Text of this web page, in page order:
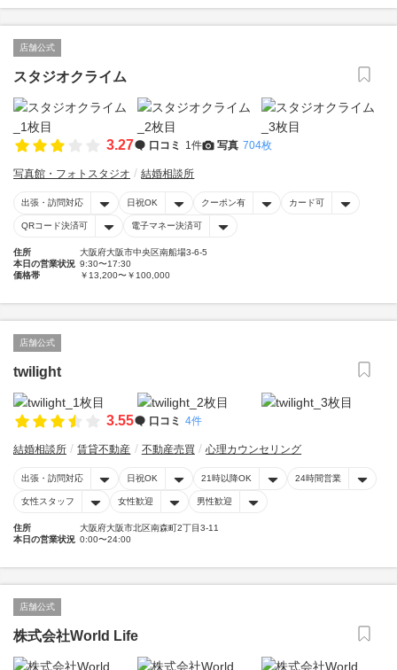
店舗公式
スタジオクライム
3.27 口コミ 1件 写真 704枚
写真館・フォトスタジオ 結婚相談所
出張・訪問対応 日祝OK クーポン有 カード可
QRコード決済可 電子マネー決済可
住所
大阪府大阪市中央区南船場3-6-5
本日の営業状況 9:30〜17:30
価格帯
￥13,200〜￥100,000
店舗公式
twilight
3.55 口コミ 4件
結婚相談所 賃貸不動産 不動産売買 心理カウンセリング
出張・訪問対応 日祝OK 21時以降OK 24時間営業
女性スタッフ 女性歓迎 男性歓迎
住所
大阪府大阪市北区南森町2丁目3-11
本日の営業状況 0:00〜24:00
店舗公式
株式会社World Life